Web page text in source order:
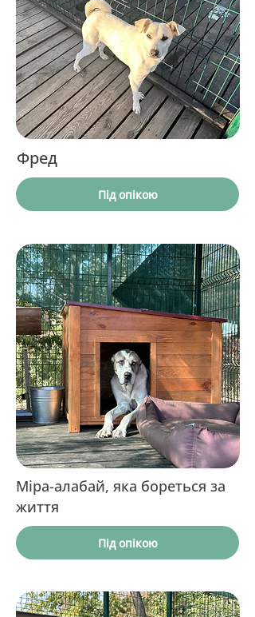
Фред
Під опікою
Міра-алабай, яка бореться за
життя
Під опікою